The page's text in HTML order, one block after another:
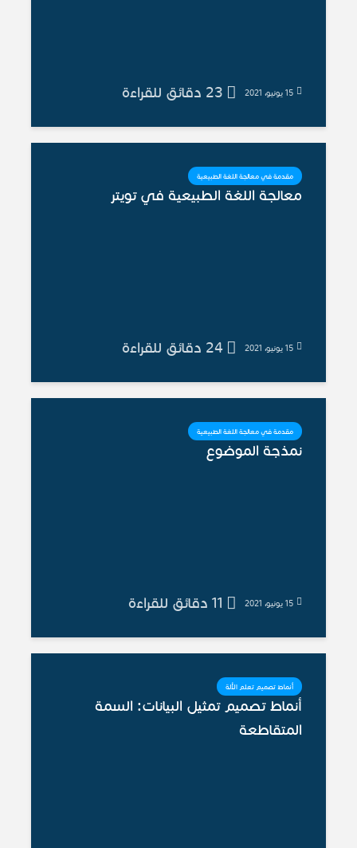
15 يونيو، 2021 23 دقائق للقراءة
مقدمة في معالجة اللغة الطبيعية
معالجة اللغة الطبيعية في تويتر
15 يونيو، 2021 24 دقائق للقراءة
مقدمة في معالجة اللغة الطبيعية
نمذجة الموضوع
15 يونيو، 2021 11 دقائق للقراءة
أنماط تصميم تعلم الألة
أنماط تصميم تمثيل البيانات: السمة
المتقاطعة